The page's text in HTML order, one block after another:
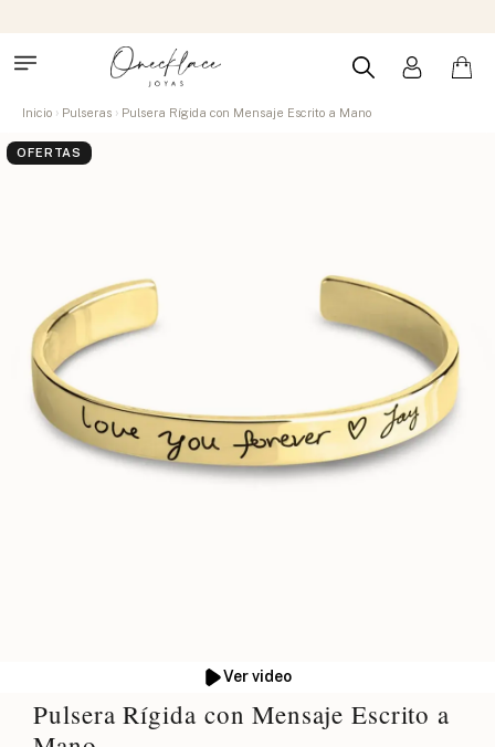
Inicio Pulseras Pulsera Rígida con Mensaje Escrito a Mano
OFERTAS
Ver video
Pulsera Rígida con Mensaje Escrito a